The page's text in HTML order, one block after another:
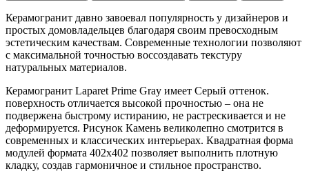
Керамогранит давно завоевал популярность у дизайнеров и
простых домовладельцев благодаря своим превосходным
эстетическим качествам. Современные технологии позволяют
с максимальной точностью воссоздавать текстуру
натуральных материалов.
Керамогранит Laparet Prime Gray имеет Серый оттенок.
поверхность отличается высокой прочностью – она не
подвержена быстрому истиранию, не растрескивается и не
деформируется. Рисунок Камень великолепно смотрится в
современных и классических интерьерах. Квадратная форма
модулей формата 402x402 позволяет выполнить плотную
кладку, создав гармоничное и стильное пространство.